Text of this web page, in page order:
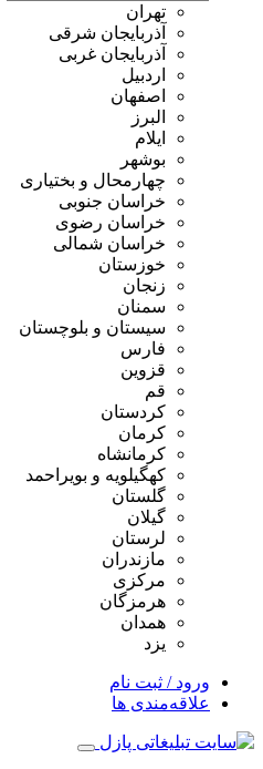
تهران
آذربایجان شرقی
آذربایجان غربی
اردبیل
اصفهان
البرز
ایلام
بوشهر
چهارمحال و بختیاری
خراسان جنوبی
خراسان رضوی
خراسان شمالی
خوزستان
زنجان
سمنان
سیستان و بلوچستان
فارس
قزوین
قم
کردستان
کرمان
کرمانشاه
کهگیلویه و بویراحمد
گلستان
گیلان
لرستان
مازندران
مرکزی
هرمزگان
همدان
یزد
ورود / ثبت نام
علاقه‌مندی ها